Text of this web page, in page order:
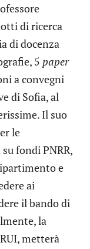
di ricerca
di docenza
5 paper
a convegni
di Sofia, al
Il suo
le
fondi PNRR,
e
ai
il bando di
la
metterà